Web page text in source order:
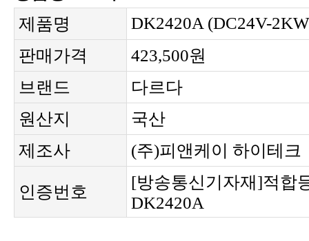
제품명
DK2420A (DC24V-
판매가격
423,500원
브랜드
다르다
원산지
국산
제조사
(주)피앤케이 하이테크
인증번호
DK2420A